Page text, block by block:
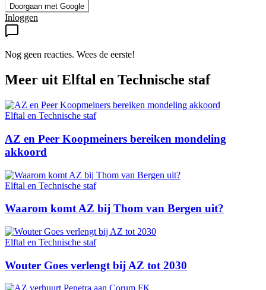
Doorgaan met Google
Inloggen
Nog geen reacties. Wees de eerste!
Meer uit Elftal en Technische staf
Elftal en Technische staf
AZ en Peer Koopmeiners bereiken mondeling
akkoord
Elftal en Technische staf
Waarom komt AZ bij Thom van Bergen uit?
Elftal en Technische staf
Wouter Goes verlengt bij AZ tot 2030